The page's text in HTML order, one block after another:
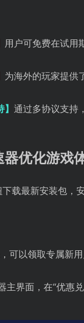
用户可免费在试用
为海外的玩家提供
通过多协议支持
优化游戏
载最新安装包，
可以领取专属新
主界面，在“优惠